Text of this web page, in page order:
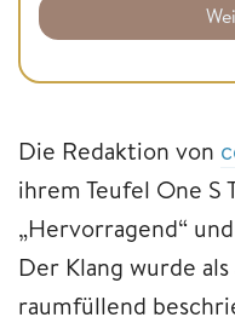
Die Redaktion von
ihrem Teufel One S
„Hervorragend“
Der Klang wurde
raumfüllend